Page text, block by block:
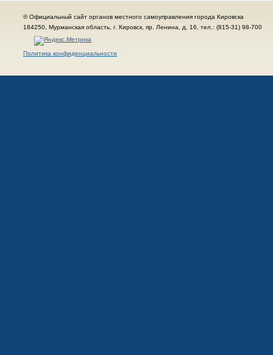
© Официальный сайт органов местного самоуправления города Кировска
184250, Мурманская область, г. Кировск, пр. Ленина, д. 16, тел.: (815-31) 98-700
Политика конфиденциальности